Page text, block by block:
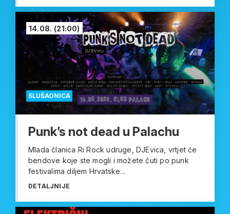
SLUŠAONICA
14.08. (21:00)
Punk’s not dead u Palachu
Mlada članica Ri Rock udruge, DJEvica, vrtjet će
bendove koje ste mogli i možete čuti po punk
festivalima diljem Hrvatske...
DETALJNIJE